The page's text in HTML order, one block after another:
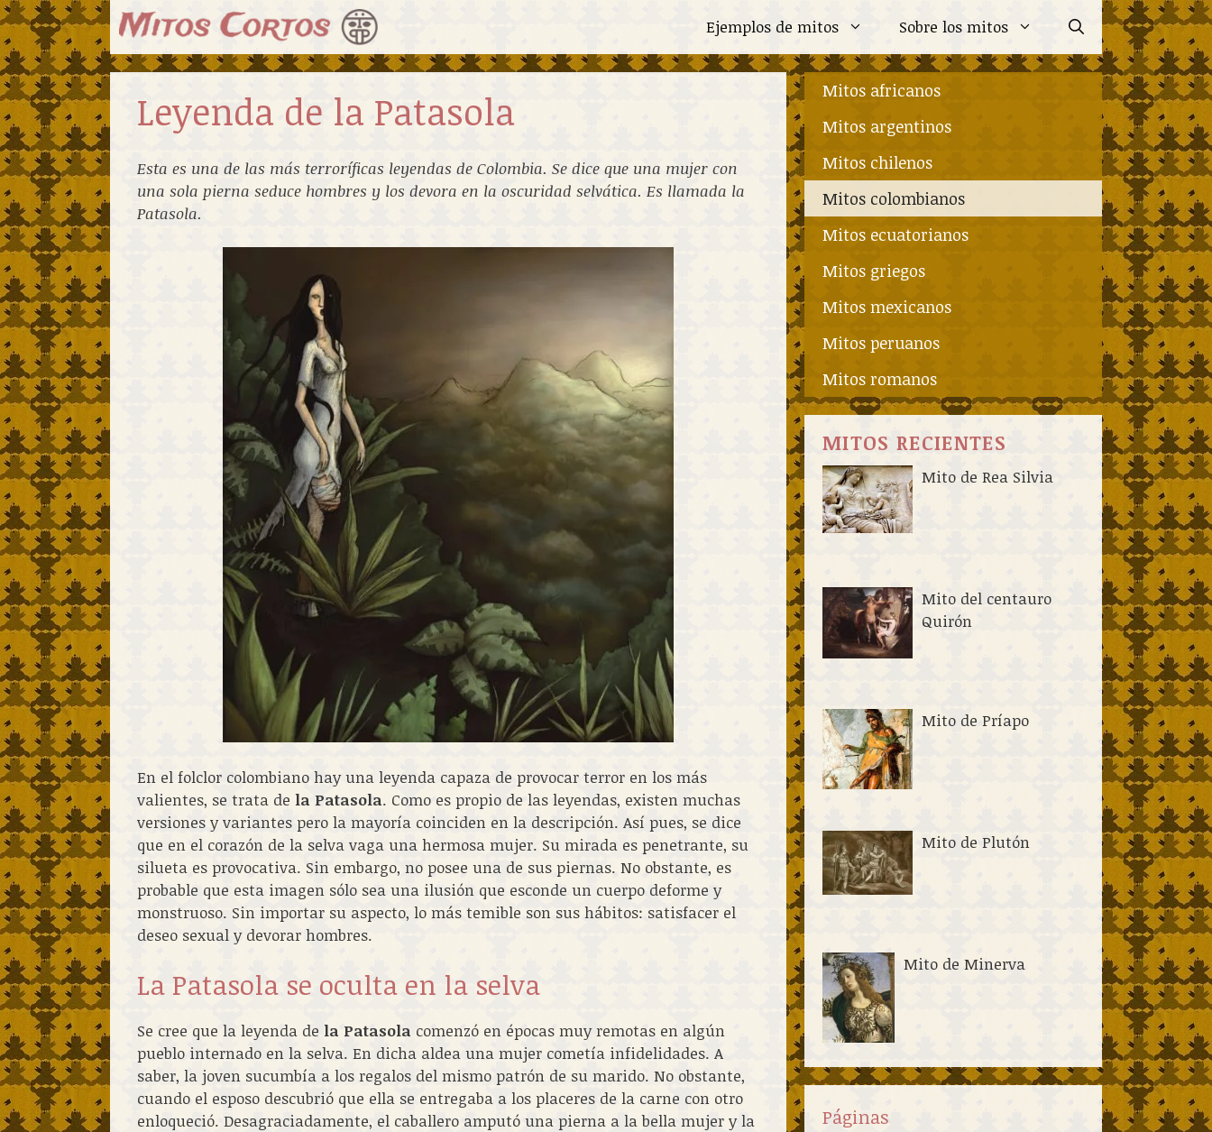
Saltar
al
contenido
Ejemplos de mitos Sobre los mitos
Leyenda de la Patasola
Esta es una de las más terroríficas leyendas de Colombia. Se dice que una mujer con
una sola pierna seduce hombres y los devora en la oscuridad selvática. Es llamada la
Patasola.
En el folclor colombiano hay una leyenda capaza de provocar terror en los más
valientes, se trata de la Patasola. Como es propio de las leyendas, existen muchas
versiones y variantes pero la mayoría coinciden en la descripción. Así pues, se dice
que en el corazón de la selva vaga una hermosa mujer. Su mirada es penetrante, su
silueta es provocativa. Sin embargo, no posee una de sus piernas. No obstante, es
probable que esta imagen sólo sea una ilusión que esconde un cuerpo deforme y
monstruoso. Sin importar su aspecto, lo más temible son sus hábitos: satisfacer el
deseo sexual y devorar hombres.
La Patasola se oculta en la selva
Se cree que la leyenda de la Patasola comenzó en épocas muy remotas en algún
pueblo internado en la selva. En dicha aldea una mujer cometía infidelidades. A
saber, la joven sucumbía a los regalos del mismo patrón de su marido. No obstante,
cuando el esposo descubrió que ella se entregaba a los placeres de la carne con otro
enloqueció. Desagraciadamente, el caballero amputó una pierna a la bella mujer y la
Mitos africanos
Mitos argentinos
Mitos chilenos
Mitos colombianos
Mitos ecuatorianos
Mitos griegos
Mitos mexicanos
Mitos peruanos
Mitos romanos
MITOS RECIENTES
Mito de Rea Silvia
Mito del centauro
Quirón
Mito de Príapo
Mito de Plutón
Mito de Minerva
Páginas